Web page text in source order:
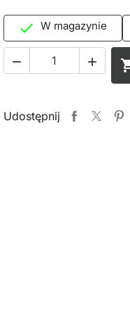
 W magazynie
 
Udostępnij